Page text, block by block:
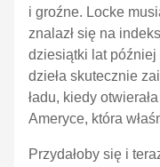
i groźne. Locke
znalazł się na
dziesiątki lat
dzieła skutecznie
ładu, kiedy
Ameryce, która
Przydałoby się i